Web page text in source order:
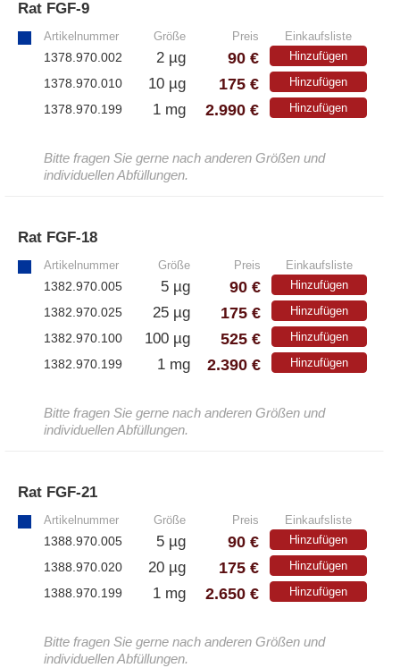
Rat FGF-9
Artikelnummer Größe Preis Einkaufsliste
1378.970.002 2 µg 90 € Hinzufügen
1378.970.010 10 µg 175 € Hinzufügen
1378.970.199 1 mg 2.990 € Hinzufügen
Bitte fragen Sie gerne nach anderen Größen und
individuellen Abfüllungen.
Rat FGF-18
Artikelnummer Größe Preis Einkaufsliste
1382.970.005 5 µg 90 € Hinzufügen
1382.970.025 25 µg 175 € Hinzufügen
1382.970.100 100 µg 525 € Hinzufügen
1382.970.199 1 mg 2.390 € Hinzufügen
Bitte fragen Sie gerne nach anderen Größen und
individuellen Abfüllungen.
Rat FGF-21
Artikelnummer Größe Preis Einkaufsliste
1388.970.005 5 µg 90 € Hinzufügen
1388.970.020 20 µg 175 € Hinzufügen
1388.970.199 1 mg 2.650 € Hinzufügen
Bitte fragen Sie gerne nach anderen Größen und
individuellen Abfüllungen.